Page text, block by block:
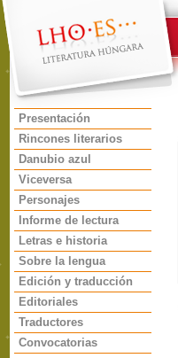
Presentación
Rincones literarios
Danubio azul
Viceversa
Personajes
Informe de lectura
Letras e historia
Sobre la lengua
Edición y traducción
Editoriales
Traductores
Convocatorias